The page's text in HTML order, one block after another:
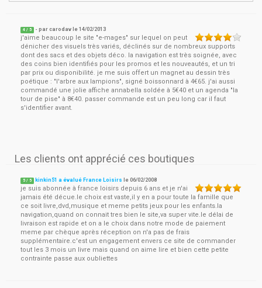
4 / 5 - parcarodav le14/02/2013
j'aime beaucoup le site "e-mages" sur lequel on peut
dénicher des visuels très variés, déclinés sur de nombreux supports
dont des sacs et des objets déco. la navigation est très soignée, avec
des coins bien identifiés pour les promos et les nouveautés, et un tri
par prix ou disponibilité. je me suis offert un magnet au dessin très
poétique : "l'arbre aux lampions", signé boissonnard à 4€65. j'ai aussi
commandé une jolie affiche annabella soldée à 5€40 et un agenda "la
tour de pise" à 8€40. passer commande est un peu long car il faut
s'identifier avant.
Les clients ont apprécié ces boutiques
5 / 5 kinkin51 a évalué France Loisirs le06/02/2008
je suis abonnée à france loisirs depuis 6 ans et je n'ai
jamais été décue.le choix est vaste,il y en a pour toute la famille que
ce soit livre,dvd,musique et meme petits jeux pour les enfants.la
navigation,quand on connait tres bien le site,va super vite.le délai de
livraison est rapide et on a le choix dans notre mode de paiement
meme par chèque après réception on n'a pas de frais
supplémentaire.c'est un engagement envers ce site de commander
tout les 3 mois un livre mais quand on aime lire et bien cette petite
contrainte passe aux oubliettes